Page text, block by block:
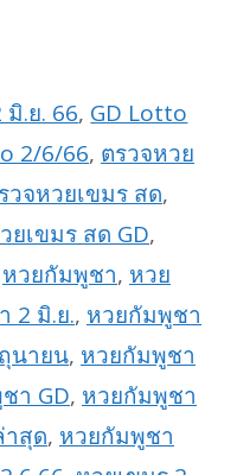
.ย. 66, GD Lotto
2/6/66, ตรวจหวย
วจหวยเขมร สด,
ยเขมร สด GD,
หวยกัมพูชา, หวย
2 มิ.ย., หวยกัมพูชา
นายน, หวยกัมพูชา
า GD, หวยกัมพูชา
สุด, หวยกัมพูชา